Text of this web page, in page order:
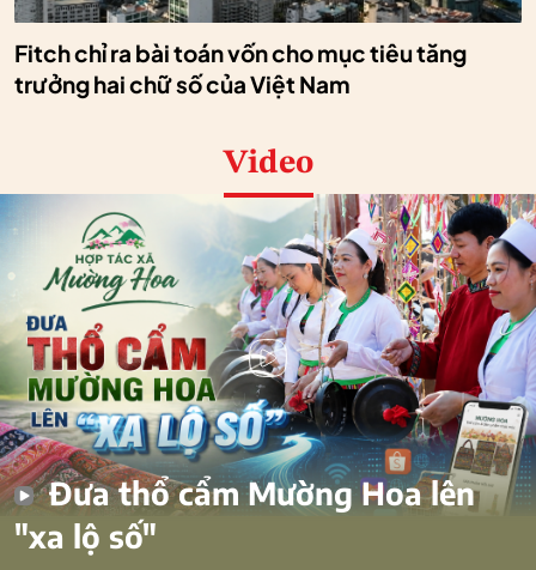
Fitch chỉ ra bài toán vốn cho mục tiêu tăng
trưởng hai chữ số của Việt Nam
Video
Đưa thổ cẩm Mường Hoa lên
"xa lộ số"